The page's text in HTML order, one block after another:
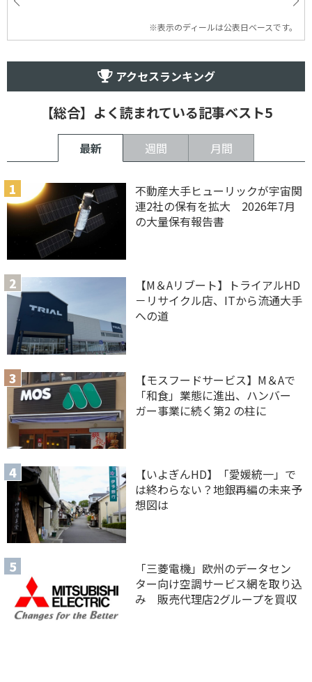
※表示のディールは公表日ベースです。
アクセスランキング
【総合】よく読まれている記事ベスト5
最新 週間 月間
不動産大手ヒューリックが宇宙関
連2社の保有を拡大 2026年7月
の大量保有報告書
【M＆Aリブート】トライアルHD
－リサイクル店、ITから流通大手
への道
【モスフードサービス】M＆Aで
「和食」業態に進出、ハンバー
ガー事業に続く第2 の柱に
【いよぎんHD】「愛媛統一」で
は終わらない？地銀再編の未来予
想図は
「三菱電機」欧州のデータセン
ター向け空調サービス網を取り込
み 販売代理店2グループを買収